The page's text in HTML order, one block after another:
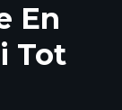
En
Tot